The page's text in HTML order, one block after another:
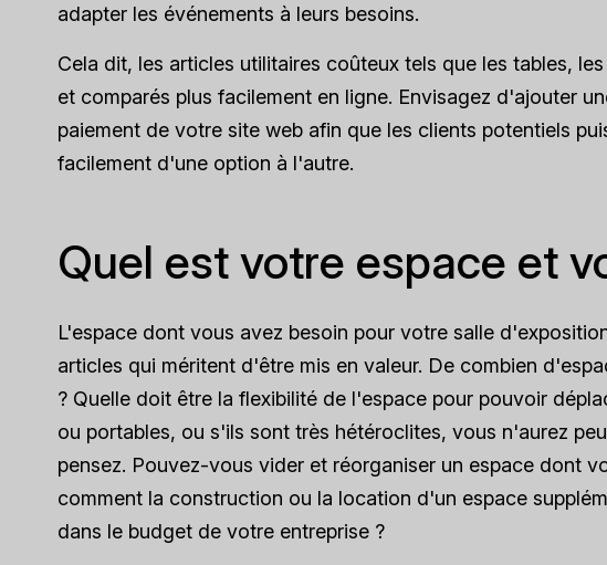
adapter les événements à leurs besoins.
Cela dit, les articles utilitaires coûteux tels que les tables,
et comparés plus facilement en ligne. Envisagez d'ajouter
paiement de votre site web afin que les clients potentiels
facilement d'une option à l'autre.
Quel est votre espace et
L'espace dont vous avez besoin pour votre salle
articles qui méritent d'être mis en valeur. De combien
? Quelle doit être la flexibilité de l'espace pour pouvoir
ou portables, ou s'ils sont très hétéroclites, vous n'aurez
pensez. Pouvez-vous vider et réorganiser un espace dont
comment la construction ou la location d'un espace
dans le budget de votre entreprise ?